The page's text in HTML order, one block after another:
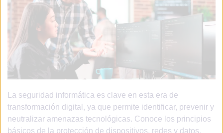
La seguridad informática es clave en esta era de
transformación digital, ya que permite identificar, prevenir y
neutralizar amenazas tecnológicas. Conoce los principios
básicos de la protección de dispositivos, redes y datos,